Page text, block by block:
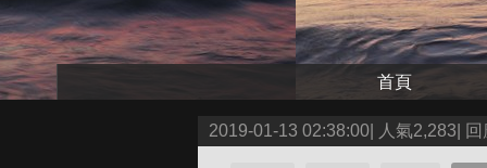
首頁
2019-01-13 02:38:00| 人氣2,283|